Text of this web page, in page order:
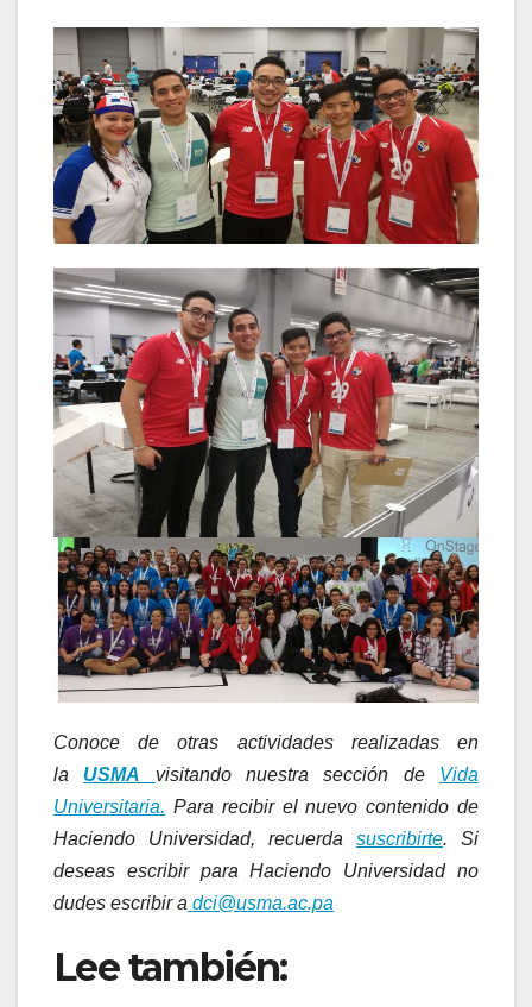
Conoce de otras actividades realizadas en
la USMA visitando nuestra sección de Vida
Universitaria. Para recibir el nuevo contenido de
Haciendo Universidad, recuerda suscribirte. Si
deseas escribir para Haciendo Universidad no
dudes escribir a dci@usma.ac.pa
Lee también: